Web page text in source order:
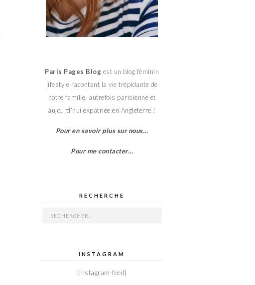
Paris Pages Blog est un blog féminin
lifestyle racontant la vie trépidante de
notre famille, autrefois parisienne et
aujourd’hui expatriée en Angleterre !
Pour en savoir plus sur nous…
Pour me contacter…
RECHERCHE
Rechercher :
INSTAGRAM
[instagram-feed]